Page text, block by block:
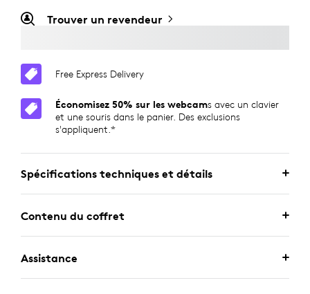
Trouver un revendeur
Free Express Delivery
Économisez 50% sur les webcams avec un clavier
et une souris dans le panier. Des exclusions
s'appliquent.*
Spécifications techniques et détails
Contenu du coffret
Assistance